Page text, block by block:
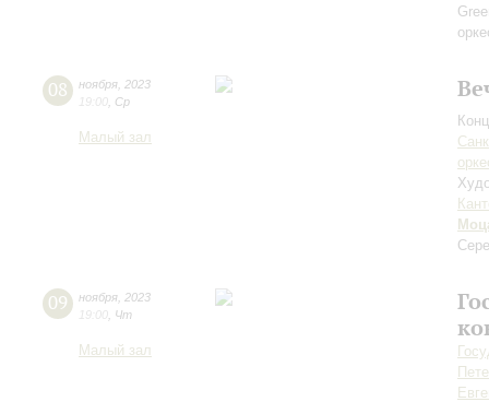
08 ноября 2023
19:00 Ср
Малый зал
09 ноября 2023
19:00 Чт
Малый зал